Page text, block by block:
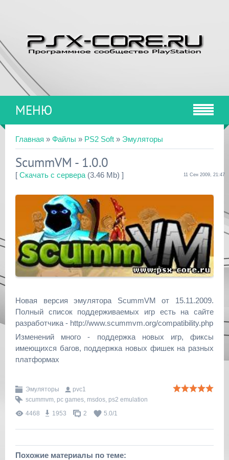
МЕНЮ
Главная » Файлы » PS2 Soft » Эмуляторы
ScummVM - 1.0.0
[ Скачать с сервера (3.46 Mb) ] 11 Сен 2009, 21:47
Новая версия эмулятора ScummVM от 15.11.2009.
Полный список поддерживаемых игр есть на сайте
разработчика - http://www.scummvm.org/compatibility.php
Изменений много - поддержка новых игр, фиксы
имеющихся багов, поддержка новых фишек на разных
платформах
Эмуляторы
pvc1
scummvm, pc games, msdos, ps2 emulation
4468
1953 2 5.0/1
Похожие материалы по теме: